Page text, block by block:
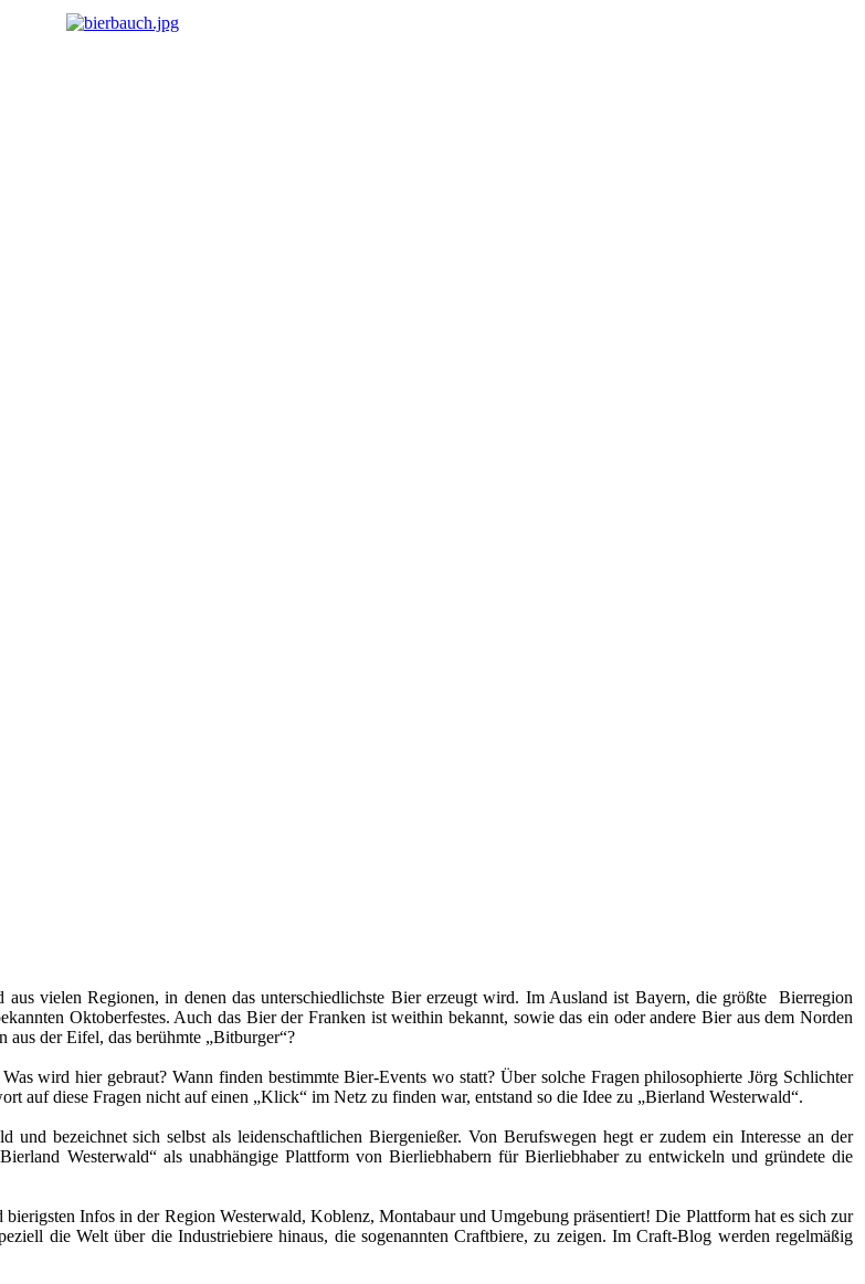
vielen Regionen, in denen das unterschiedlichste Bier erzeugt wird. Im Ausland ist Bayern, die größte Bierregion
Oktoberfestes. Auch das Bier der Franken ist weithin bekannt, sowie das ein oder andere Bier aus dem Norden
aus der Eifel, das berühmte „Bitburger“?
wird hier gebraut? Wann finden bestimmte Bier-Events wo statt? Über solche Fragen philosophierte Jörg Schlichter
auf diese Fragen nicht auf einen „Klick“ im Netz zu finden war, entstand so die Idee zu „Bierland Westerwald“.
bezeichnet sich selbst als leidenschaftlichen Biergenießer. Von Berufswegen hegt er zudem ein Interesse an der
Westerwald“ als unabhängige Plattform von Bierliebhabern für Bierliebhaber zu entwickeln und gründete die
Infos in der Region Westerwald, Koblenz, Montabaur und Umgebung präsentiert! Die Plattform hat es sich zur
die Welt über die Industriebiere hinaus, die sogenannten Craftbiere, zu zeigen. Im Craft-Blog werden regelmäßig